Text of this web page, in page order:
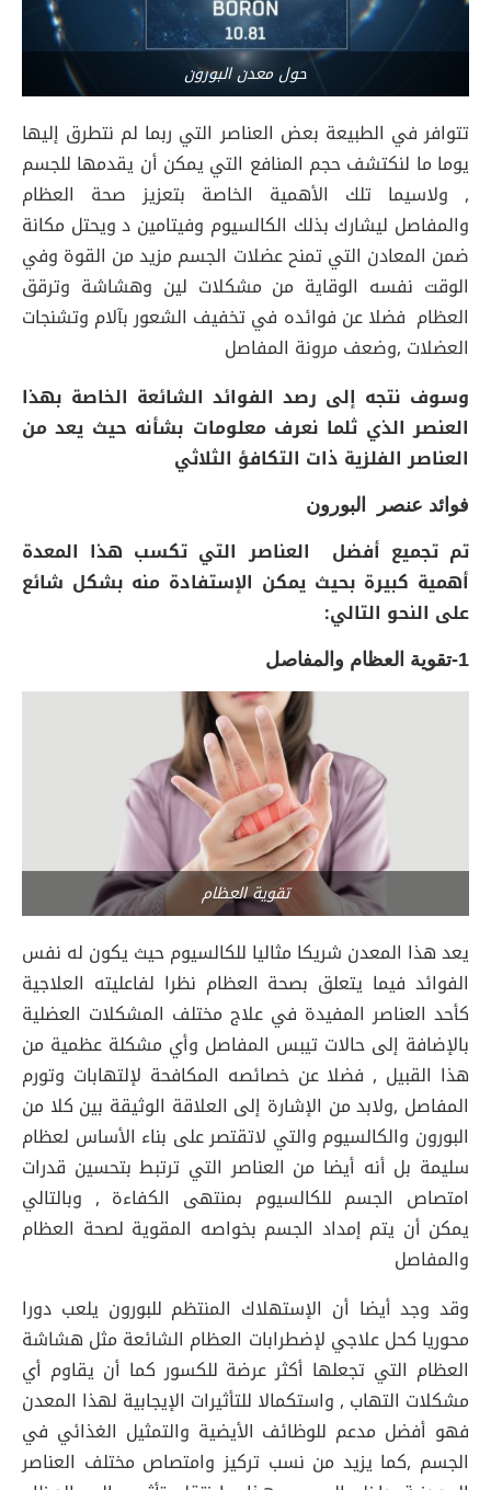
حول معدن البورون
تتوافر في الطبيعة بعض العناصر التي ربما لم نتطرق إليها
يوما ما لنكتشف حجم المنافع التي يمكن أن يقدمها للجسم
, ولاسيما تلك الأهمية الخاصة بتعزيز صحة العظام
والمفاصل ليشارك بذلك الكالسيوم وفيتامين د ويحتل مكانة
ضمن المعادن التي تمنح عضلات الجسم مزيد من القوة وفي
الوقت نفسه الوقاية من مشكلات لين وهشاشة وترقق
العظام فضلا عن فوائده في تخفيف الشعور بآلام وتشنجات
العضلات ,وضعف مرونة المفاصل
وسوف نتجه إلى رصد الفوائد الشائعة الخاصة بهذا
العنصر الذي ثلما نعرف معلومات بشأنه حيث يعد من
العناصر الفلزية ذات التكافؤ الثلاثي
فوائد عنصر البورون
تم تجميع أفضل العناصر التي تكسب هذا المعدة
أهمية كبيرة بحيث يمكن الإستفادة منه بشكل شائع
على النحو التالي:
1-تقوية العظام والمفاصل
تقوية العظام
يعد هذا المعدن شريكا مثاليا للكالسيوم حيث يكون له نفس
الفوائد فيما يتعلق بصحة العظام نظرا لفاعليته العلاجية
كأحد العناصر المفيدة في علاج مختلف المشكلات العضلية
بالإضافة إلى حالات تيبس المفاصل وأي مشكلة عظمية من
هذا القبيل , فضلا عن خصائصه المكافحة لإلتهابات وتورم
المفاصل ,ولابد من الإشارة إلى العلاقة الوثيقة بين كلا من
البورون والكالسيوم والتي لاتقتصر على بناء الأساس لعظام
سليمة بل أنه أيضا من العناصر التي ترتبط بتحسين قدرات
امتصاص الجسم للكالسيوم بمنتهى الكفاءة , وبالتالي
يمكن أن يتم إمداد الجسم بخواصه المقوية لصحة العظام
والمفاصل
وقد وجد أيضا أن الإستهلاك المنتظم للبورون يلعب دورا
محوريا كحل علاجي لإضطرابات العظام الشائعة مثل هشاشة
العظام التي تجعلها أكثر عرضة للكسور كما أن يقاوم أي
مشكلات التهاب , واستكمالا للتأثيرات الإيجابية لهذا المعدن
فهو أفضل مدعم للوظائف الأيضية والتمثيل الغذائي في
الجسم ,كما يزيد من نسب تركيز وامتصاص مختلف العناصر